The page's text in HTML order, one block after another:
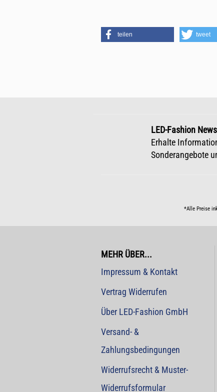
teilen tweet
LED-Fashion
Erhalte
Sonderangebote
*Alle Preise
MEHR ÜBER...
Impressum & Kontakt
Vertrag Widerrufen
Über LED-Fashion GmbH
Versand- &
Zahlungsbedingungen
Widerrufsrecht & Muster-
Widerrufsformular